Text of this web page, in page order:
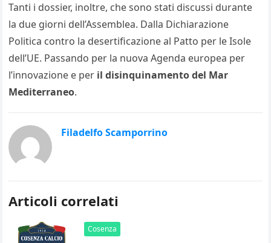
Tanti i dossier, inoltre, che sono stati discussi durante
la due giorni dell’Assemblea. Dalla Dichiarazione
Politica contro la desertificazione al Patto per le Isole
dell’UE. Passando per la nuova Agenda europea per
l’innovazione e per il disinquinamento del Mar
Mediterraneo.
Filadelfo Scamporrino
Articoli correlati
Cosenza